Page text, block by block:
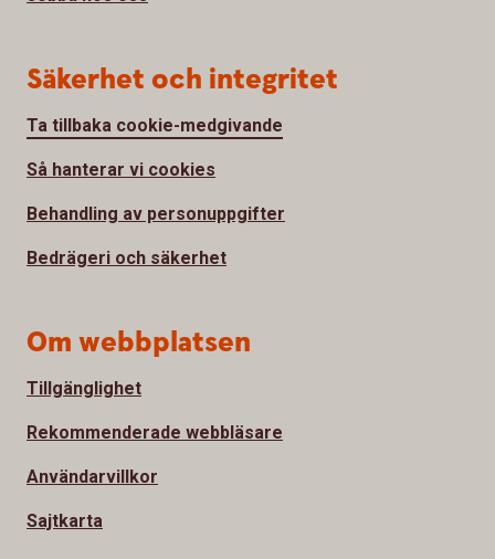
Säkerhet och integritet
Ta tillbaka cookie-medgivande
Så hanterar vi cookies
Behandling av personuppgifter
Bedrägeri och säkerhet
Om webbplatsen
Tillgänglighet
Rekommenderade webbläsare
Användarvillkor
Sajtkarta